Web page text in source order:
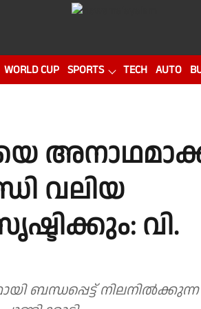
WORLD CUP SPORTS TECH AUTO
വലിയ
വി.
നിലനിൽക്കുന്ന